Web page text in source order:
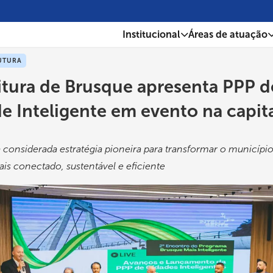
Institucional Áreas de atuação
de Brusque apresenta PPP
Inteligente em evento na
considerada estratégia pioneira para transformar o
conectado, sustentável e eficiente